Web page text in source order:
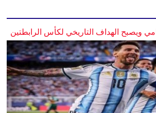
ويصبح الهداف التاريخي لكأس الرابطتين